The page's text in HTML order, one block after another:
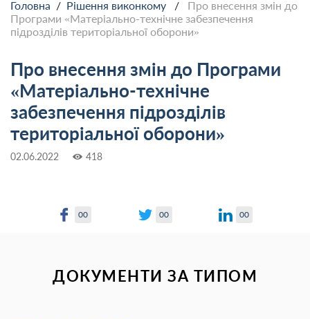
Головна / Рішення виконкому / Про внесення змін до
Програми «Матеріально-технічне забезпечення
підрозділів територіальної оборони»
Про внесення змін до Програми
«Матеріально-технічне
забезпечення підрозділів
територіальної оборони»
02.06.2022 418
00 00 00
ДОКУМЕНТИ ЗА ТИПОМ